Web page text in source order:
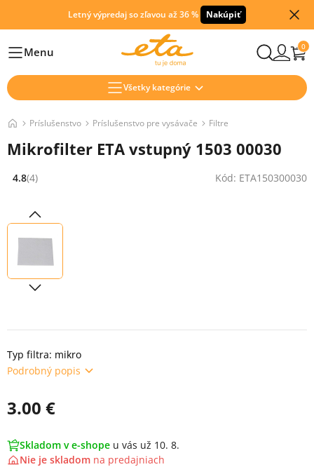
Letný výpredaj so zľavou až 36 % Nakúpiť
HlavníMenu 0
Všetky kategórie
Príslušenstvo Príslušenstvo pre vysávače Filtre
Mikrofilter ETA vstupný 1503 00030
Hodnocení: 4.8 z 5 (4 recenzí)
4.8(4) Kód: ETA150300030
Typ filtra: mikro
Podrobný popis
3.00 €
Skladom v e-shope u vás už 10. 8.
Nie je skladom na predajniach